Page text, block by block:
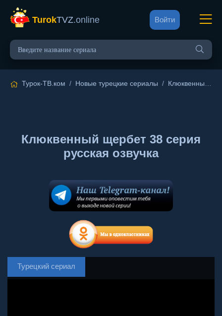
TurokTVZ.online Войти
Турок-ТВ.ком / Новые турецкие сериалы / Клюквенный щербет
Клюквенный щербет 38 серия
русская озвучка
Турецкий сериал